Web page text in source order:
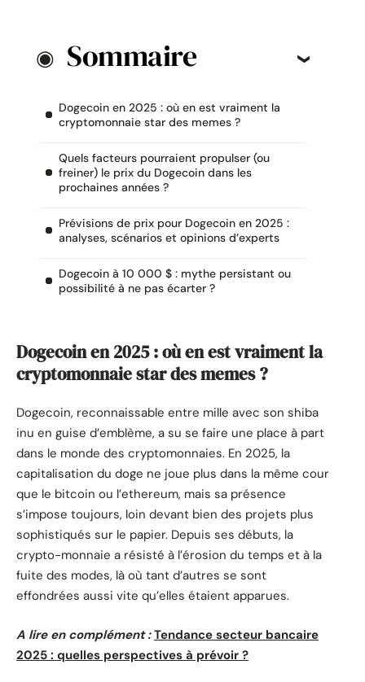
Sommaire
Dogecoin en 2025 : où en est vraiment la
cryptomonnaie star des memes ?
Quels facteurs pourraient propulser (ou
freiner) le prix du Dogecoin dans les
prochaines années ?
Prévisions de prix pour Dogecoin en 2025 :
analyses, scénarios et opinions d’experts
Dogecoin à 10 000 $ : mythe persistant ou
possibilité à ne pas écarter ?
Dogecoin en 2025 : où en est vraiment la
cryptomonnaie star des memes ?
Dogecoin, reconnaissable entre mille avec son shiba
inu en guise d’emblème, a su se faire une place à part
dans le monde des cryptomonnaies. En 2025, la
capitalisation du doge ne joue plus dans la même cour
que le bitcoin ou l’ethereum, mais sa présence
s’impose toujours, loin devant bien des projets plus
sophistiqués sur le papier. Depuis ses débuts, la
crypto-monnaie a résisté à l’érosion du temps et à la
fuite des modes, là où tant d’autres se sont
effondrées aussi vite qu’elles étaient apparues.
A lire en complément : Tendance secteur bancaire
2025 : quelles perspectives à prévoir ?